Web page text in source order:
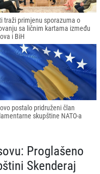
traži primjenu sporazuma o
sa ličnim kartama između
i BiH
postalo pridruženi član
skupštine NATO-a
Proglašeno
Skenderaj